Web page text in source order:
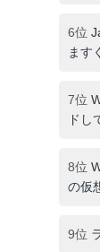
6位
ます
7位
ドし
8位
の仮
9位